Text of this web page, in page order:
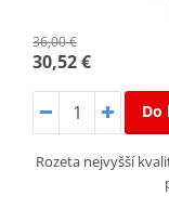
36,00 €
30,52 €
Do
Rozeta nejvyšší